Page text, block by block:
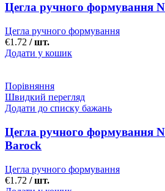
Цегла ручного формування
Цегла ручного формування
€1.72 / шт.
Додати у кошик
Порівняння
Швидкий перегляд
Додати до списку бажань
Цегла ручного формування
Barock
Цегла ручного формування
€1.72 / шт.